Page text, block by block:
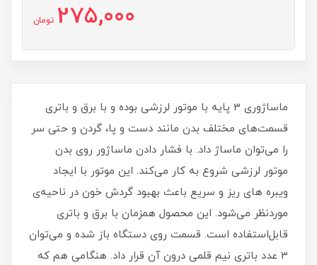
275,000 تومان
ماساژوری 3 پایه با موتور لرزشی بوده و با برق و باتری
قسمت‌های مختلف بدن مانند دست و پا، گردن و حتی سر
را می‌توان ماساژ داد. با فشار دادن ماساژور روی بدن
موتور لرزشی شروع به کار می‌کند. این موتور با ایجاد
ویبره های ریز و سریع باعث بهبود گردش خون در ناحیه‌ی
موردنظر می‌شود. این محصول همزمان با برق و باتری
قابل‌استفاده است. قسمت روی دستگاه باز شده و می‌توان
3 عدد باتری نیم قلمی درون آن قرار داد. هنگامی هم که